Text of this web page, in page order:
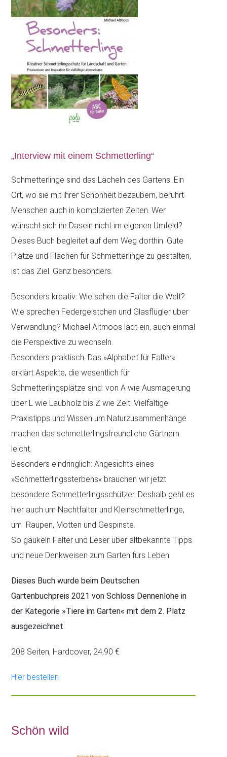
„Interview mit einem Schmetterling“
Schmetterlinge sind das Lächeln des Gartens. Ein
Ort, wo sie mit ihrer Schönheit bezaubern, berührt
Menschen auch in komplizierten Zeiten. Wer
wünscht sich ihr Dasein nicht im eigenen Umfeld?
Dieses Buch begleitet auf dem Weg dorthin. Gute
Plätze und Flächen für Schmetterlinge zu gestalten,
ist das Ziel. Ganz besonders.
Besonders kreativ: Wie sehen die Falter die Welt?
Wie sprechen Federgeistchen und Glasflügler über
Verwandlung? Michael Altmoos lädt ein, auch einmal
die Perspektive zu wechseln.
Besonders praktisch: Das »Alphabet für Falter«
erklärt Aspekte, die wesentlich für
Schmetterlingsplätze sind: von A wie Ausmagerung
über L wie Laubholz bis Z wie Zeit. Vielfältige
Praxistipps und Wissen um Naturzusammenhänge
machen das schmetterlingsfreundliche Gärtnern
leicht.
Besonders eindringlich: Angesichts eines
»Schmetterlingssterbens« brauchen wir jetzt
besondere Schmetterlingsschützer. Deshalb geht es
hier auch um Nachtfalter und Kleinschmetterlinge,
um Raupen, Motten und Gespinste.
So gaukeln Falter und Leser über altbekannte Tipps
und neue Denkweisen zum Garten fürs Leben.
Dieses Buch wurde beim Deutschen
Gartenbuchpreis 2021 von Schloss Dennenlohe in
der Kategorie »Tiere im Garten« mit dem 2. Platz
ausgezeichnet.
208 Seiten, Hardcover, 24,90 €
Hier bestellen
Schön wild